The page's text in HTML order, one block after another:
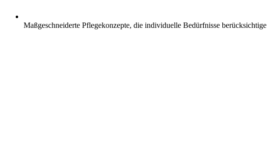
Maßgeschneiderte Pflegekonzepte, die individuelle Bedürfnisse berücksichtige